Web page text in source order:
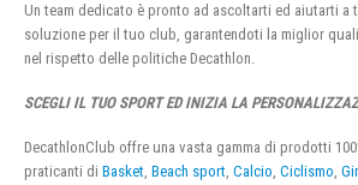
Un team dedicato è pronto ad ascoltarti ed aiutarti a
soluzione per il tuo club, garantendoti la miglior
nel rispetto delle politiche Decathlon.
SCEGLI IL TUO SPORT ED INIZIA LA
DecathlonClub offre una vasta gamma di prodotti
praticanti di Basket, Beach sport, Calcio, Ciclismo,